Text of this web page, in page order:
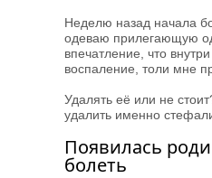
Неделю назад начала
одеваю прилегающую
впечатление, что
воспаление, толи мне
Удалять её или не
удалить именно
Появилась
болеть